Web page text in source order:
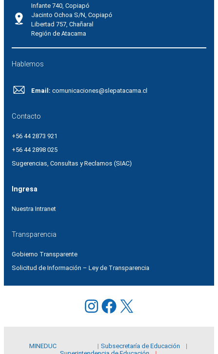
Infante 740, Copiapó
Jacinto Ochoa S/N, Copiapó
Libertad 757, Chañaral
Región de Atacama
Hablemos
Email: comunicaciones@slepatacama.cl
Contacto
+56 44 2873 921
+56 44 2898 025
Sugerencias, Consultas y Reclamos (SIAC)
Ingresa
Nuestra Intranet
Transparencia
Gobierno Transparente
Solicitud de Información – Ley de Transparencia
Instagram
Facebook
X
MINEDUC
Subsecretaría de Educación